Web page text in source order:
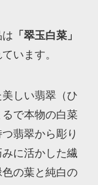
「翠玉白菜」
います。
しい翡翠（ひ
で本物の白菜
翡翠から彫り
に活かした繊
の葉と純白の